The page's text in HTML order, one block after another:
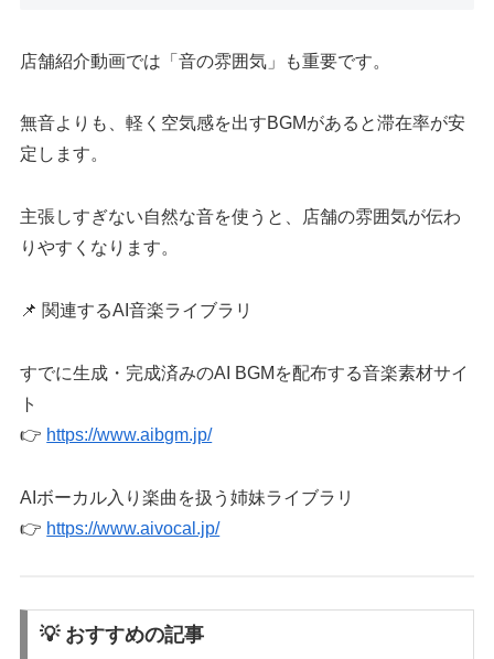
店舗紹介動画では「音の雰囲気」も重要です。
無音よりも、軽く空気感を出すBGMがあると滞在率が安
定します。
主張しすぎない自然な音を使うと、店舗の雰囲気が伝わ
りやすくなります。
📌 関連するAI音楽ライブラリ
すでに生成・完成済みのAI BGMを配布する音楽素材サイ
ト
👉 https://www.aibgm.jp/
AIボーカル入り楽曲を扱う姉妹ライブラリ
👉 https://www.aivocal.jp/
💡 おすすめの記事